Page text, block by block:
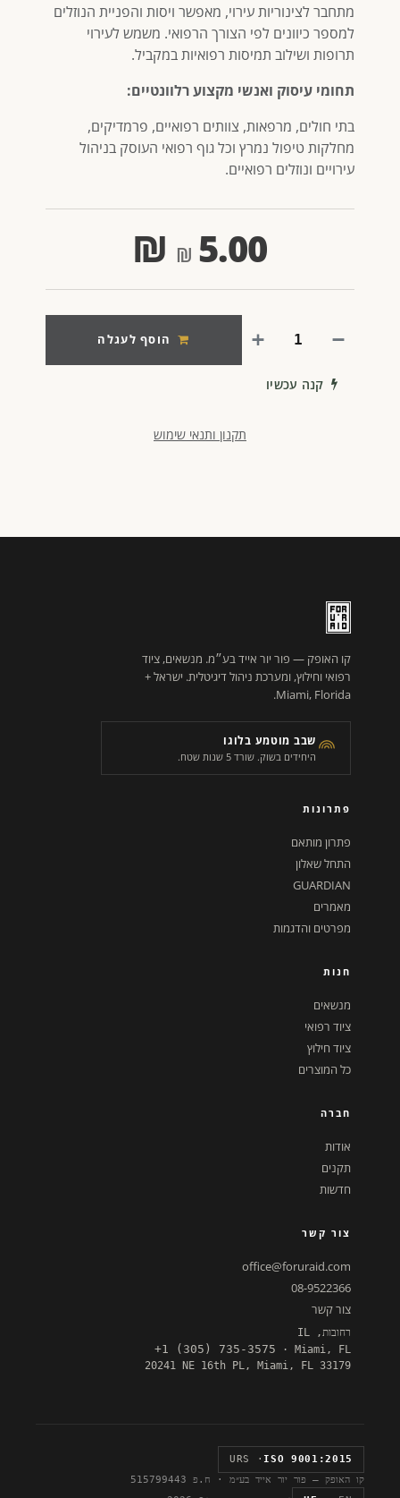
מתחבר לצינוריות עירוי, מאפשר ויסות והפניית הנוזלים
למספר כיוונים לפי הצורך הרפואי. משמש לעירוי
תרופות ושילוב תמיסות רפואיות במקביל.
תחומי עיסוק ואנשי מקצוע רלוונטיים:
בתי חולים, מרפאות, צוותים רפואיים, פרמדיקים,
מחלקות טיפול נמרץ וכל גוף רפואי העוסק בניהול
עירויים ונוזלים רפואיים.
5.00
₪
הוסף לעגלה
קנה עכשיו
תקנון ותנאי שימוש
קו האופק — פור יור אייד בע״מ. מנשאים, ציוד
רפואי וחילוץ, ומערכת ניהול דיגיטלית. ישראל +
Miami, Florida.
שבב מוטמע בלוגו
היחידים בשוק. שורד 5 שנות שטח.
פתרונות
פתרון מותאם
התחל שאלון
GUARDIAN
מאמרים
מפרטים והדגמות
חנות
מנשאים
ציוד רפואי
ציוד חילוץ
כל המוצרים
חברה
אודות
תקנים
חדשות
צור קשר
office@foruraid.com
08-9522366
צור קשר
רחובות, IL
+1 (305) 735-3575 · Miami, FL
20241 NE 16th PL, Miami, FL 33179
ISO 9001:2015
· URS
קו האופק — פור יור אייד בע״מ · ח.פ 515799443